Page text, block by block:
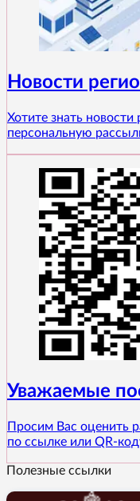
Новости
Хотите знать
персональную
Уважаемые
Просим Вас оценить
по ссылке или QR-
Полезные ссылки